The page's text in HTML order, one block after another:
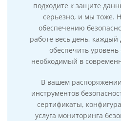
подходите к защите
серьезно, и мы тоже.
обеспечению
работе весь день,
обеспечить уровень
необходимый в
В вашем
инструментов
сертификаты,
услуга мониторинга